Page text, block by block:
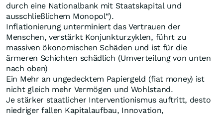
durch eine Nationalbank mit Staatskapital und
ausschließlichem Monopol“).
Inflationierung unterminiert das Vertrauen der
Menschen, verstärkt Konjunkturzyklen, führt zu
massiven ökonomischen Schäden und ist für die
ärmeren Schichten schädlich (Umverteilung von unten
nach oben)
Ein Mehr an ungedecktem Papiergeld (fiat money) ist
nicht gleich mehr Vermögen und Wohlstand.
Je stärker staatlicher Interventionismus auftritt, desto
niedriger fallen Kapitalaufbau, Innovation,